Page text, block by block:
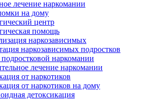
лечение наркомании
на дому
центр
помощь
наркозависимых
наркозависимых подростков
наркомании
лечение наркомании
от наркотиков
от наркотиков на дому
детоксикация